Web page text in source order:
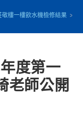
敬樓一樓飲水機檢修結果 >
度第一
老師公開